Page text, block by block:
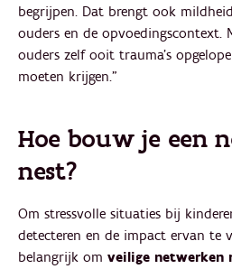
begrijpen. Dat brengt ook
ouders en de opvoedingscontext.
ouders zelf ooit trauma’s
moeten krijgen.”
Hoe bouw je een
nest?
Om stressvolle situaties bij
detecteren en de impact ervan te
belangrijk om veilige netwerken